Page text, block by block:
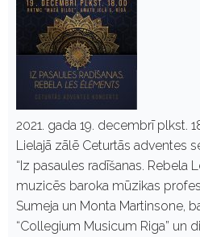
2021. gada 19. decembrī plkst.
Lielajā zālē Ceturtās adventes
“Iz pasaules radīšanas. Rebela
muzicēs baroka mūzikas
Sumeja un Monta Martinsone,
“Collegium Musicum Riga” un